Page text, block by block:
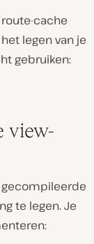
cache
legen van je
gebruiken:
view-
gecompileerde
te legen. Je